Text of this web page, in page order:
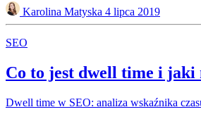
Karolina Matyska 4 lipca 2019
SEO
Co to jest dwell time i jaki
Dwell time w SEO: analiza wskaźnika